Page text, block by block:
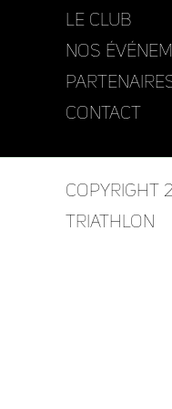
Le club
Nos
Contact
Copyright
Triathlon